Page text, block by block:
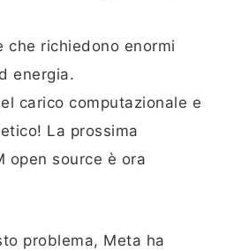
richiedono enormi
energia.
carico computazionale e
La prossima
open source è ora
problema, Meta ha